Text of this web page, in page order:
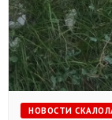
НОВОСТИ